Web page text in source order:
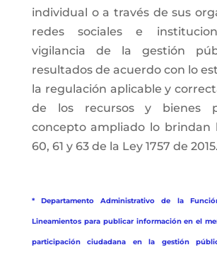
individual o a través de sus
redes sociales e
vigilancia de la gestión
resultados de acuerdo con lo
la regulación aplicable y
de los recursos y bienes
concepto ampliado lo brindan
60, 61 y 63 de la Ley 1757 de
* Departamento Administrativo de la
Lineamientos para publicar información en el
participación ciudadana en la gestión